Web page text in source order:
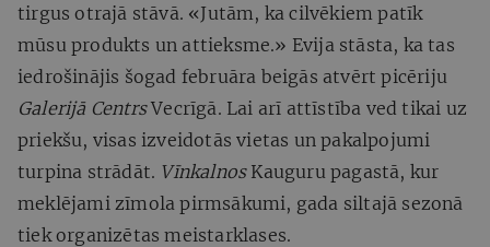
tirgus otrajā stāvā. «Jutām, ka cilvēkiem patīk
mūsu produkts un attieksme.» Evija stāsta, ka tas
iedrošinājis šogad februāra beigās atvērt picēriju
Galerijā CentrsVecrīgā. Lai arī attīstība ved tikai uz
priekšu, visas izveidotās vietas un pakalpojumi
turpina strādāt. Vīnkalnos Kauguru pagastā, kur
meklējami zīmola pirmsākumi, gada siltajā sezonā
tiek organizētas meistarklases.